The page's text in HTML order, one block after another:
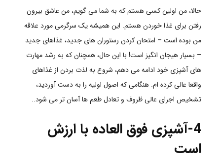
حالا، من اولین کسی هستم که به شما می گویم، من عاشق بیرون
رفتن برای غذا خوردن هستم. این همیشه یک سرگرمی مورد علاقه
من بوده است – امتحان کردن رستوران های جدید، غذاهای جدید
– بسیار هیجان انگیز است! با این حال، همچنان که به رشد مهارت
های آشپزی خود ادامه می دهم، شروع به لذت بردن از غذاهای
واقعا عالی کرده ام. هنگامی که اصول اولیه را به دست آوردید،
تشخیص اجرای عالی ظروف و تعادل طعم ها آسان تر می شود..
4-آشپزی فوق العاده با ارزش
است